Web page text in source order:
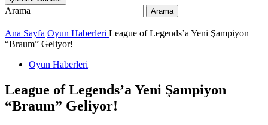
Arama
Ana Sayfa Oyun Haberleri League of Legends’a Yeni Şampiyon
“Braum” Geliyor!
Oyun Haberleri
League of Legends’a Yeni Şampiyon
“Braum” Geliyor!